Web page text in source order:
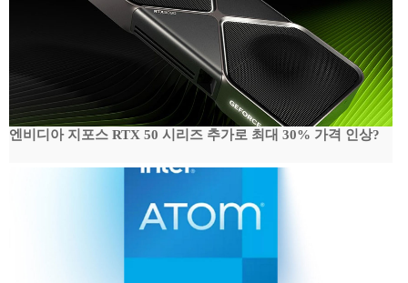
엔비디아 지포스 RTX 50 시리즈 추가로 최대 30% 가격 인상?